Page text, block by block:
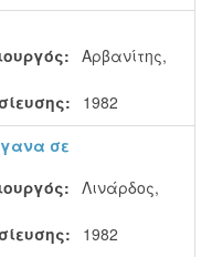
Αρβανίτης,
1982
σε
Λινάρδος,
1982